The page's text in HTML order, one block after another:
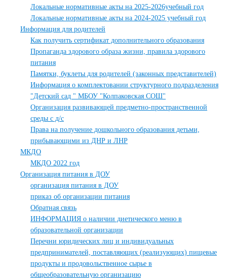
Локальные нормативные акты на 2025-2026учебный год
Локальные нормативные акты на 2024-2025 учебный год
Информация для родителей
Как получить сертификат дополнительного образования
Пропаганда здорового образа жизни, правила здорового
питания
Памятки, буклеты для родителей (законных представителей)
Информация о комплектовании структурного подразделения
"Детский сад " МБОУ "Колпаковская СОШ"
Организация развивающей предметно-пространственной
среды с д/с
Права на получение дошкольного образования детьми,
прибывающими из ДНР и ЛНР
МКДО
МКДО 2022 год
Организация питания в ДОУ
организация питания в ДОУ
приказ об организации питания
Обратная связь
ИНФОРМАЦИЯ о наличии диетического меню в
образовательной организации
Перечни юридических лиц и индивидуальных
предпринимателей, поставляющих (реализующих) пищевые
продукты и продовольственное сырье в
общеобразовательную организацию